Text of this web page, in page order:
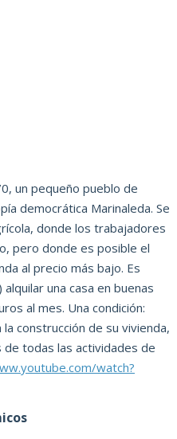
un pequeño pueblo de
democrática Marinaleda. Se
donde los trabajadores
pero donde es posible el
al precio más bajo. Es
una casa en buenas
al mes. Una condición:
construcción de su vivienda,
todas las actividades de
watch?